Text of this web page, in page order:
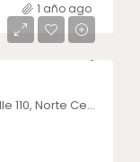
1 año ago
Alameda del Río - Sala de Ventas, Calle 110, Norte Centro Historico, Barranquilla, Atlántico, Colombia